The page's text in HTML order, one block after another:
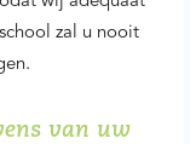
zal u nooit
van uw